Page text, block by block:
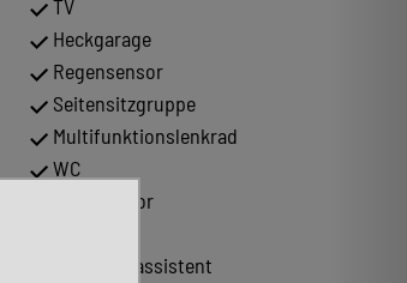
TV
Heckgarage
Regensensor
Seitensitzgruppe
Multifunktionslenkrad
WC
Lichtsensor
Spurhalteassistent